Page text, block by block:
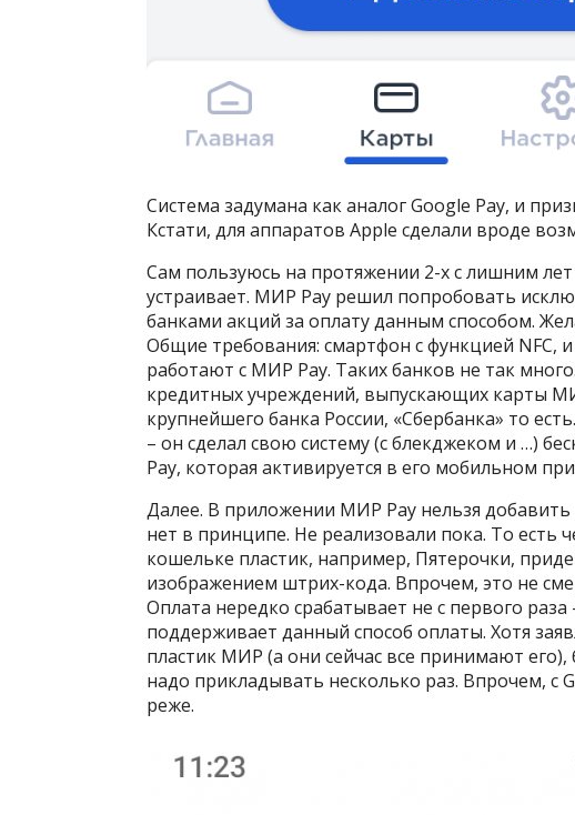
Система задумана как аналог Google Pay, и
Кстати, для аппаратов Apple сделали вроде
Сам пользуюсь на протяжении 2-х с лишним лет
устраивает. МИР Pay решил попробовать
банками акций за оплату данным способом.
Общие требования: смартфон с фyнкцией NFC,
работают с МИР Pay. Таких банков не так
кредитных учреждений, выпускающих карты
крупнейшего банка России, «Сбербанка» то
– он сделал свою систему (с блекджеком и …)
Pay, которая активируется в его мобильном
Далее. В приложении МИР Pay нельзя
нет в принципе. Не реализовали пока. То есть
кошельке пластик, например, Пятерочки,
изображением штрих-кода. Впрочем, это не
Оплата нередко срабатывает не с первого раза
поддерживает данный способ оплаты. Хотя
пластик МИР (а они сейчас все принимают
надо прикладывать несколько раз. Впрочем, с
реже.